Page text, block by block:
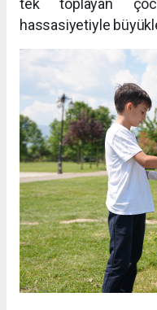
tek toplayan
hassasiyetiyle